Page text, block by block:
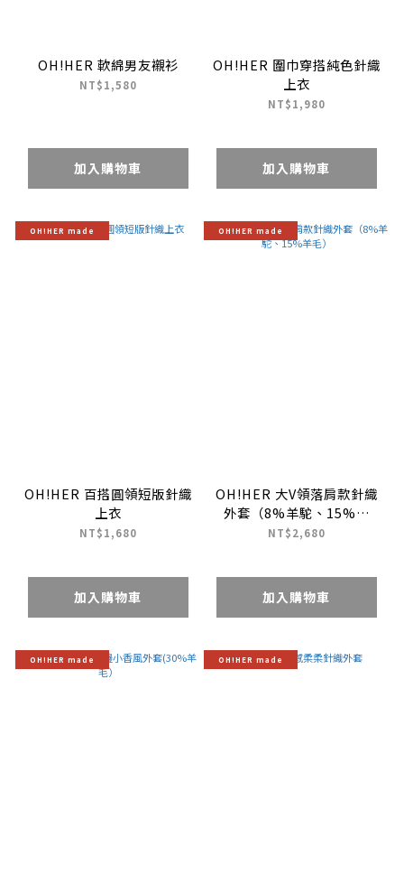
OH!HER 軟綿男友襯衫
NT$1,580
加入購物車
OH!HER 圍巾穿搭純色針織
上衣
NT$1,980
加入購物車
OH!HER made
OH!HER 百搭圓領短版針織
上衣
NT$1,680
加入購物車
OH!HER made
OH!HER 大V領落肩款針織
外套（8%羊駝、15%羊
毛）
NT$2,680
加入購物車
OH!HER made OH!HER made